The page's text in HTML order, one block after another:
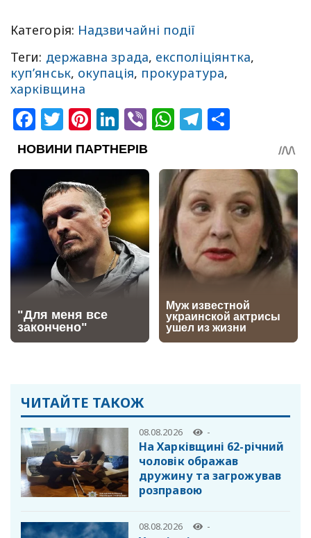
Категорія: Надзвичайні події
Теги: державна зрада, експоліціянтка,
куп’янськ, окупація, прокуратура,
харківщина
Facebook
Twitter
Pinterest
LinkedIn
ViberWhatsApp
Telegram
ЧИТАЙТЕ ТАКОЖ
08.08.2026 -
На Харківщині 62-річний
чоловік ображав
дружину та загрожував
розправою
08.08.2026 -